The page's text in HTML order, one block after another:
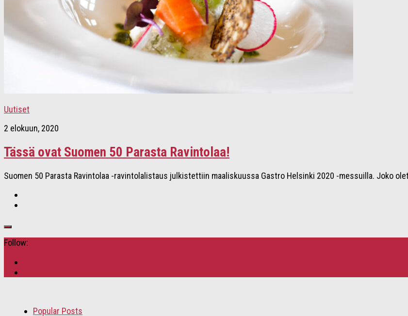
Uutiset
2 elokuun, 2020
Tässä ovat Suomen 50 Parasta Ravintolaa!
Suomen 50 Parasta Ravintolaa -ravintolalistaus julkistettiin maaliskuussa Gastro Helsinki 2020 -messuilla. Joko
Follow:
Popular Posts